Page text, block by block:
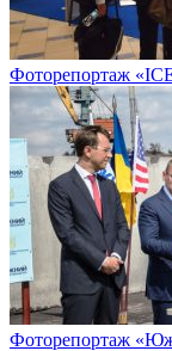
Фоторепортаж
Фоторепортаж